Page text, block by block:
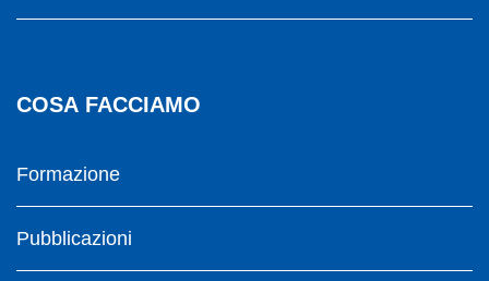
COSA FACCIAMO
Formazione
Pubblicazioni